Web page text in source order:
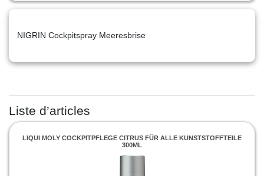
NIGRIN Cockpitspray Meeresbrise
Liste d’articles
LIQUI MOLY COCKPITPFLEGE CITRUS FÜR ALLE KUNSTSTOFFTEILE
300ML